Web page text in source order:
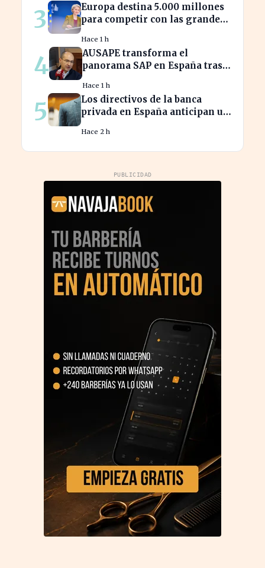
3
Europa destina 5.000 millones
para competir con las grandes
Hace 1 h
4
AUSAPE transforma el
panorama SAP en España tras
Hace 1 h
5
Los directivos de la banca
privada en España anticipan un
beneficios
Hace 2 h
PUBLICIDAD